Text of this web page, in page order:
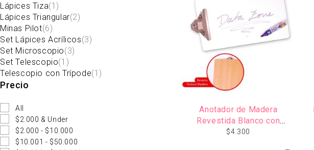
Lápices Tiza(1)
Lápices Triangular(2)
Minas Pilot(6)
Set Lápices Acrílicos(3)
Set Microscopio(3)
Set Telescopio(1)
Telescopio con Trípode(1)
Precio
All
$2.000 & Under
$2.000 - $10.000
$10.001 - $50.000
Anotador de Madera
Revestida Blanco con
Apretador
$4.300